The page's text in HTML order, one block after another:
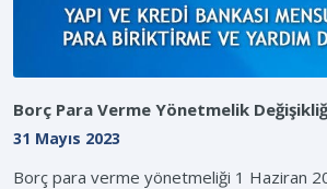
Borç Para Verme Yönetmelik
31 Mayıs 2023
Borç para verme yönetmeliği 1 Haziran